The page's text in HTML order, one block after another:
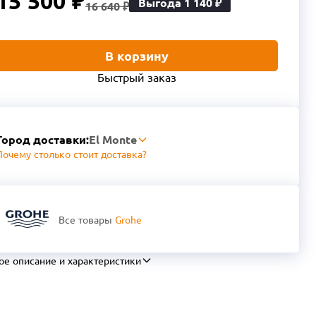
16 640 ₽
В корзину
Быстрый заказ
доставки:El Monte
столько стоит доставка?
Все товары Grohe
описание и характеристики